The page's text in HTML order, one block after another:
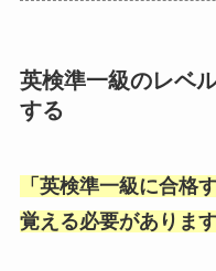
英検準一級のレベ
する
「 英検準一級に合格
覚える必要があります